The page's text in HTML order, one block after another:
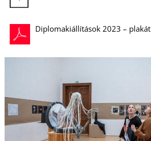
Diplomakiállítások 2023 – plakát